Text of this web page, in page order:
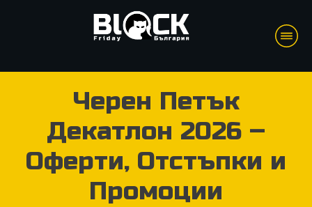
Черен Петък
Декатлон 2026 –
Оферти, Отстъпки и
Промоции